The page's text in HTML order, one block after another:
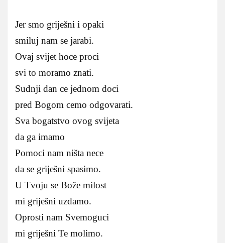
Jer smo griješni i opaki
smiluj nam se jarabi.
Ovaj svijet hoce proci
svi to moramo znati.
Sudnji dan ce jednom doci
pred Bogom cemo odgovarati.
Sva bogatstvo ovog svijeta
da ga imamo
Pomoci nam ništa nece
da se griješni spasimo.
U Tvoju se Bože milost
mi griješni uzdamo.
Oprosti nam Svemoguci
mi griješni Te molimo.